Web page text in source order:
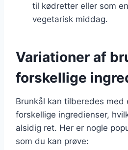
til kødretter eller som
vegetarisk middag.
Variationer af
forskellige
Brunkål kan tilberedes
forskellige ingredienser,
alsidig ret. Her er nogle
som du kan prøve: